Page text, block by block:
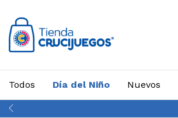
Todos Día del Niño Nuevos